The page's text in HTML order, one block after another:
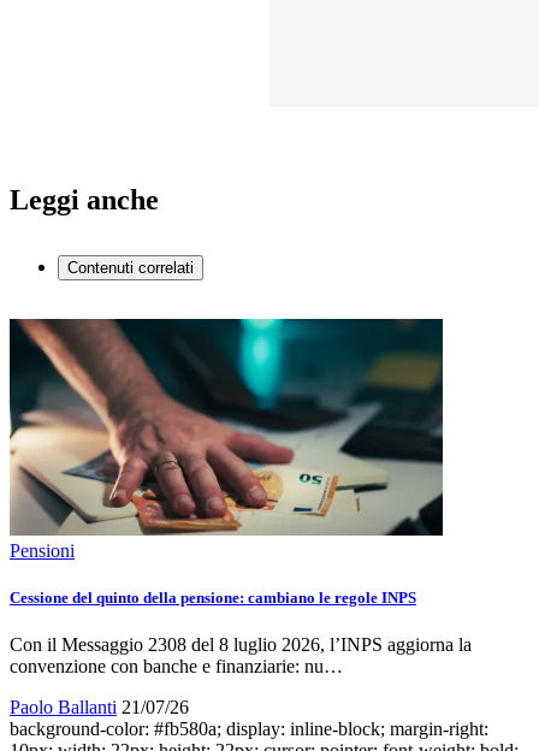
Leggi anche
Contenuti correlati
Pensioni
Cessione del quinto della pensione: cambiano le regole INPS
Con il Messaggio 2308 del 8 luglio 2026, l’INPS aggiorna la
convenzione con banche e finanziarie: nu…
Paolo Ballanti 21/07/26
background-color: #fb580a; display: inline-block; margin-right: